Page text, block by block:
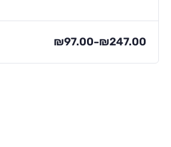
₪97.00–₪247.00